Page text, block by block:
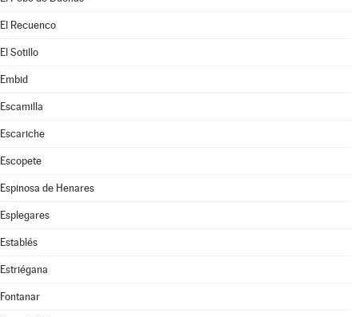
El Recuenco
El Sotillo
Embid
Escamilla
Escariche
Escopete
Espinosa de Henares
Esplegares
Establés
Estriégana
Fontanar